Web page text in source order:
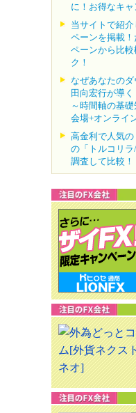
に！お得なキャ
当サイトで紹
ペーンを掲載
ペーンから比
ク！
なぜあなたの
田向宏行が導く
～時間軸の基礎
会場+オンライ
高金利で人気
の「トルコリ
調査して比較！